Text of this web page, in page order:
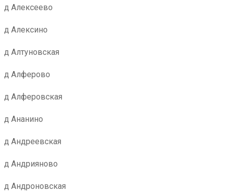
д Алексеево
д Алексино
д Алтуновская
д Алферово
д Алферовская
д Ананино
д Андреевская
д Андрияново
д Андроновская